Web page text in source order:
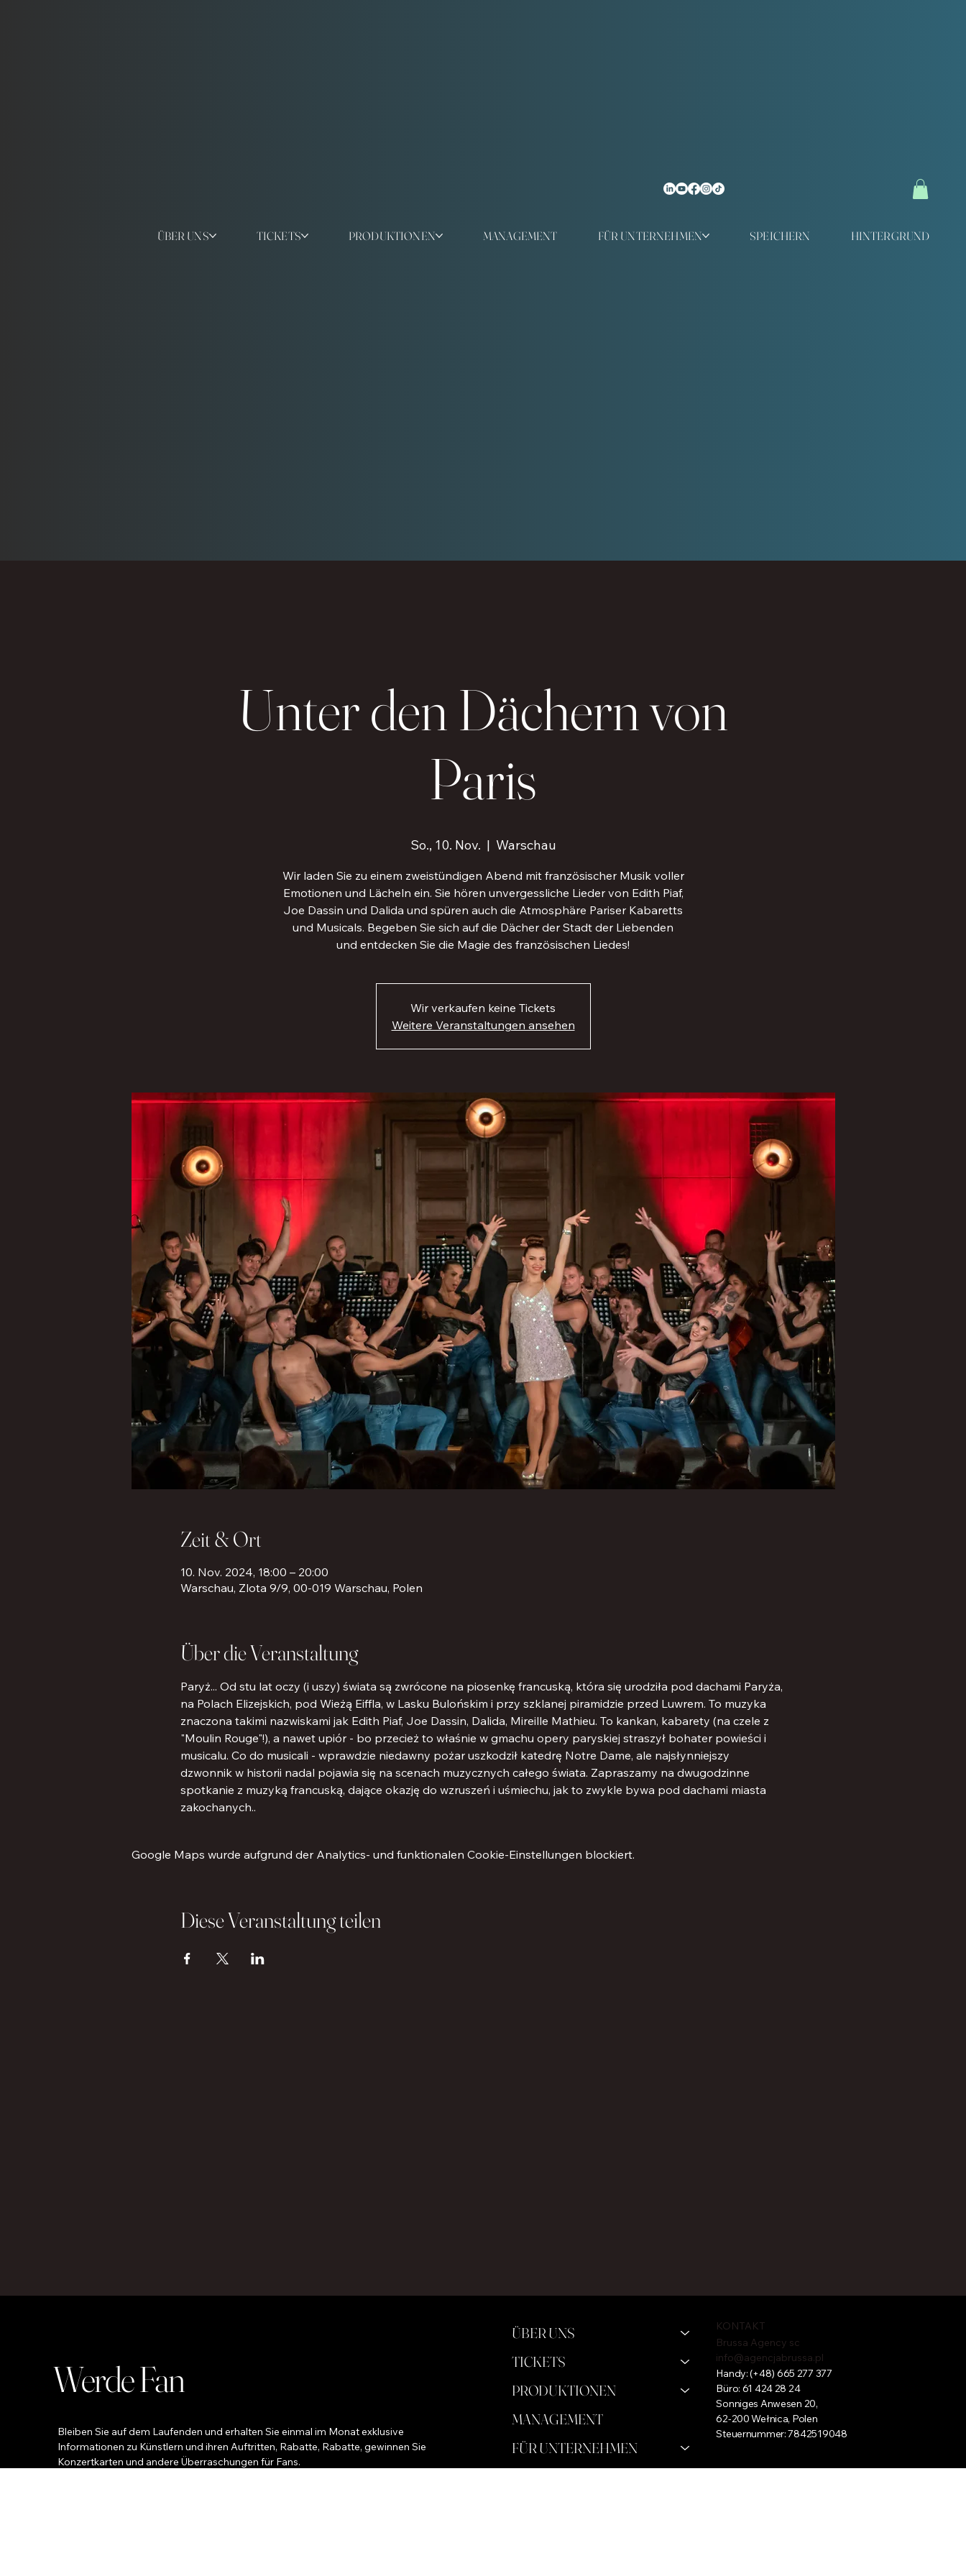
ÜBER UNS TICKETS PRODUKTIONEN MANAGEMENT FÜR UNTERNEHMEN SPEICHERN HINTERGRUND
Unter den Dächern von
Paris
So., 10. Nov.
  |
Warschau
Wir laden Sie zu einem zweistündigen Abend mit französischer Musik voller
Emotionen und Lächeln ein. Sie hören unvergessliche Lieder von Edith Piaf,
Joe Dassin und Dalida und spüren auch die Atmosphäre Pariser Kabaretts
und Musicals. Begeben Sie sich auf die Dächer der Stadt der Liebenden
und entdecken Sie die Magie des französischen Liedes!
Wir verkaufen keine Tickets
Weitere Veranstaltungen ansehen
Zeit & Ort
10. Nov. 2024, 18:00 – 20:00
Warschau, Zlota 9/9, 00-019 Warschau, Polen
Über die Veranstaltung
Paryż... Od stu lat oczy (i uszy) świata są zwrócone na piosenkę francuską, która się urodziła pod dachami Paryża,
na Polach Elizejskich, pod Wieżą Eiffla, w Lasku Bulońskim i przy szklanej piramidzie przed Luwrem. To muzyka
znaczona takimi nazwiskami jak Edith Piaf, Joe Dassin, Dalida, Mireille Mathieu. To kankan, kabarety (na czele z
"Moulin Rouge"!), a nawet upiór - bo przecież to właśnie w gmachu opery paryskiej straszył bohater powieści i
musicalu. Co do musicali - wprawdzie niedawny pożar uszkodził katedrę Notre Dame, ale najsłynniejszy
dzwonnik w historii nadal pojawia się na scenach muzycznych całego świata. Zapraszamy na dwugodzinne
spotkanie z muzyką francuską, dające okazję do wzruszeń i uśmiechu, jak to zwykle bywa pod dachami miasta
zakochanych..
Google Maps wurde aufgrund der Analytics- und funktionalen Cookie-Einstellungen blockiert.
Diese Veranstaltung teilen
Werde Fan
Bleiben Sie auf dem Laufenden und erhalten Sie einmal im Monat exklusive
Informationen zu Künstlern und ihren Auftritten, Rabatte, Rabatte, gewinnen Sie
Konzertkarten und andere Überraschungen für Fans.
KONTAKT
Brussa Agency sc
info@agencjabrussa.pl
Handy:(+48) 665 277 377
Büro: 61 424 28 24
Sonniges Anwesen 20,
62-200 Wełnica, Polen
Steuernummer: 7842519048
ÜBER UNS
TICKETS
PRODUKTIONEN
MANAGEMENT
FÜR UNTERNEHMEN